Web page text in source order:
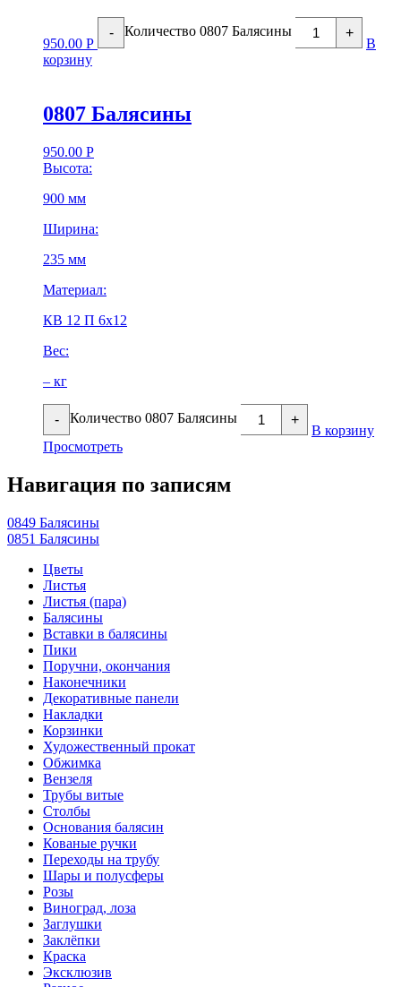
950.00 Р
- Количество 0807 Балясины +
В
корзину
0807 Балясины
950.00 Р
Высота:
900 мм
Ширина:
235 мм
Материал:
КВ 12 П 6х12
Вес:
– кг
- Количество 0807 Балясины +
В корзину
Просмотреть
Навигация по записям
0849 Балясины
0851 Балясины
Цветы
Листья
Листья (пара)
Балясины
Вставки в балясины
Пики
Поручни, окончания
Наконечники
Декоративные панели
Накладки
Корзинки
Художественный прокат
Обжимка
Вензеля
Трубы витые
Столбы
Основания балясин
Кованые ручки
Переходы на трубу
Шары и полусферы
Розы
Виноград, лоза
Заглушки
Заклёпки
Краска
Эксклюзив